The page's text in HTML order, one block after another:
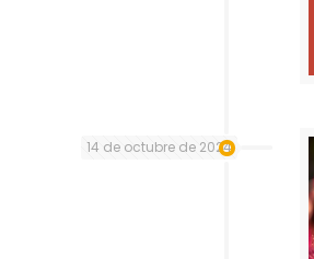
14 de octubre de 2024